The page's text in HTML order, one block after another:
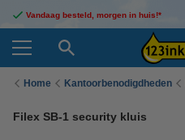
Vandaag besteld, morgen in huis!*
Home Kantoorbenodigdheden
Filex SB-1 security kluis